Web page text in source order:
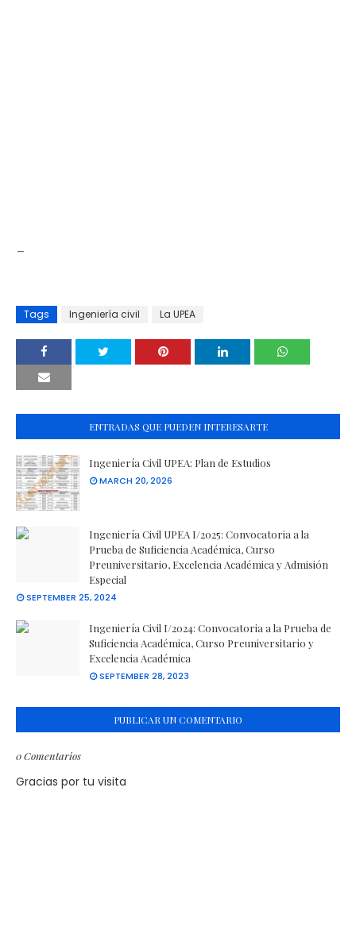
Tags Ingeniería civil La UPEA
ENTRADAS QUE PUEDEN INTERESARTE
Ingeniería Civil UPEA: Plan de Estudios
MARCH 20, 2026
Ingeniería Civil UPEA I/2025: Convocatoria a la
Prueba de Suficiencia Académica, Curso
Preuniversitario, Excelencia Académica y Admisión
Especial
SEPTEMBER 25, 2024
Ingeniería Civil I/2024: Convocatoria a la Prueba de
Suficiencia Académica, Curso Preuniversitario y
Excelencia Académica
SEPTEMBER 28, 2023
PUBLICAR UN COMENTARIO
0 Comentarios
Gracias por tu visita